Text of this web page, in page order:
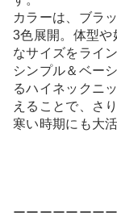
カラーは、ブラ
3色展開。体型や
なサイズをライ
シンプル＆ベー
るハイネックニ
えることで、さ
寒い時期にも大
ーーーーーーー